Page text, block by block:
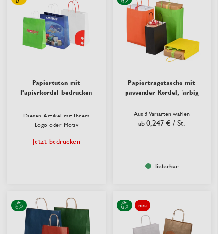
Papiertüten mit
Papierkordel bedrucken
Diesen Artikel mit Ihrem
Logo oder Motiv
Jetzt bedrucken
Papiertragetasche mit
passender Kordel, farbig
Aus 8 Varianten wählen
ab 0,247 € / St.
lieferbar
neu